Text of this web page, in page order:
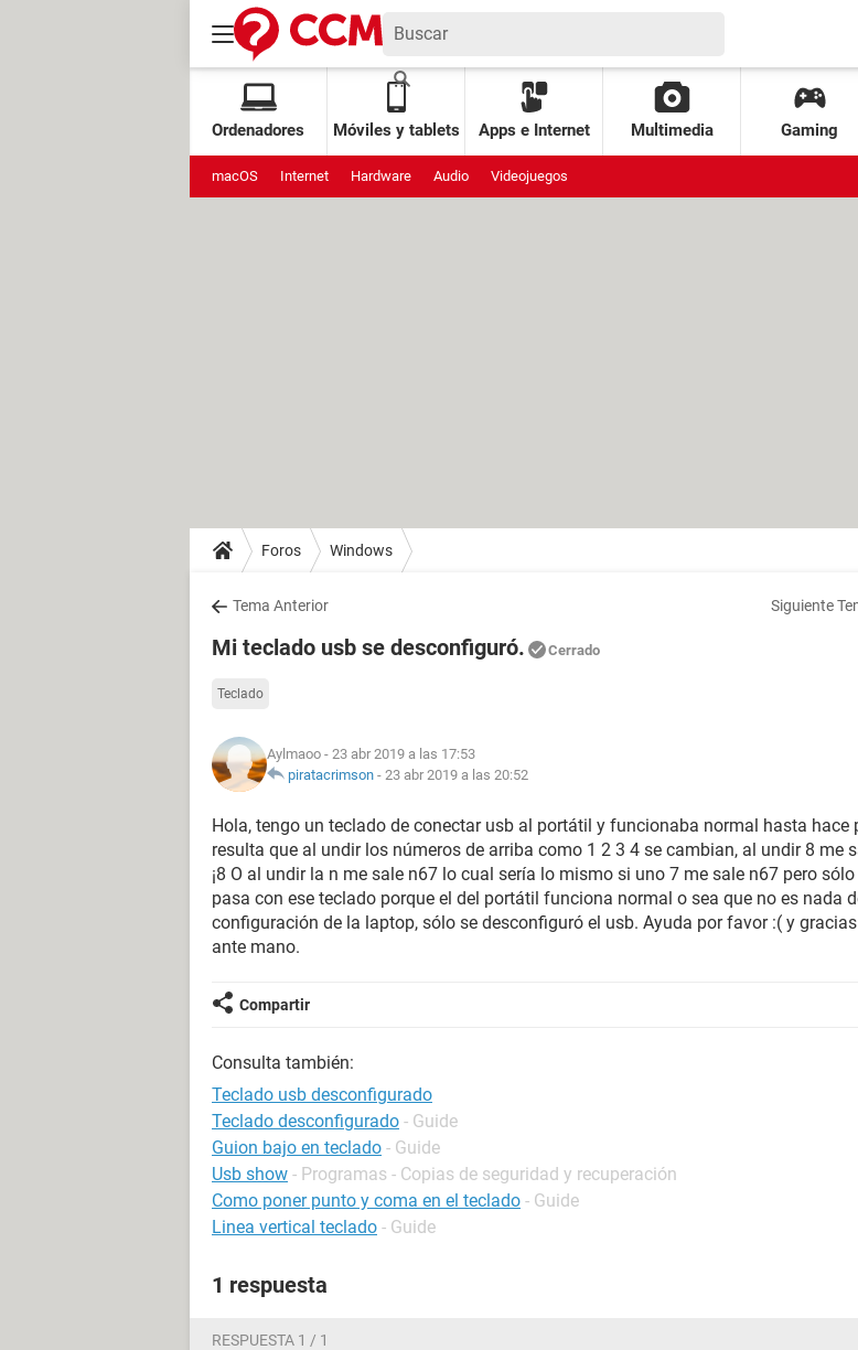
Ordenadores Móviles y tablets Apps e Internet Multimedia Gaming
macOS Internet Hardware Audio Videojuegos
Foros Windows
Tema Anterior Siguiente
Mi teclado usb se desconfiguró. Cerrado
Teclado
Aylmaoo - 23 abr 2019 a las 17:53
piratacrimson - 23 abr 2019 a las 20:52
Hola, tengo un teclado de conectar usb al portátil y funcionaba normal hasta hace
resulta que al undir los números de arriba como 1 2 3 4 se cambian, al undir 8 me
¡8 O al undir la n me sale n67 lo cual sería lo mismo si uno 7 me sale n67 pero sólo
pasa con ese teclado porque el del portátil funciona normal o sea que no es nada
configuración de la laptop, sólo se desconfiguró el usb. Ayuda por favor :( y
ante mano.
Compartir
Consulta también:
Teclado usb desconfigurado
Teclado desconfigurado - Guide
Guion bajo en teclado - Guide
Usb show - Programas - Copias de seguridad y recuperación
Como poner punto y coma en el teclado - Guide
Linea vertical teclado - Guide
1 respuesta
RESPUESTA 1 / 1